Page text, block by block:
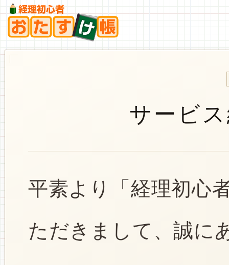
サービ
平素より「経理初心
ただきまして、誠に